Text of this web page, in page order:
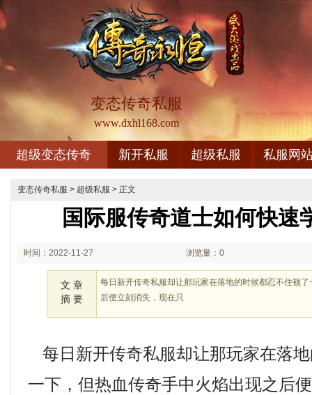
变态传奇私服
www.dxhl168.com
超级变态传奇 新开私服 超级私服 私服网
变态传奇私服 > 超级私服 > 正文
国际服传奇道士如何快速
时间：2022-11-27 浏览量：0
文 章
摘 要
每日新开传奇私服却让那玩家在落地的时候都忍不住顿
后便立刻消失，现在只
每日新开传奇私服却让那玩家在落
一下，但热血传奇手中火焰出现之后